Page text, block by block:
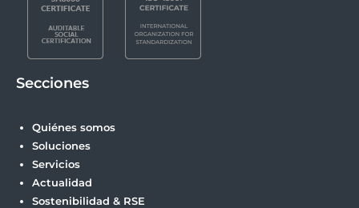
Secciones
Quiénes somos
Soluciones
Servicios
Actualidad
Sostenibilidad & RSE